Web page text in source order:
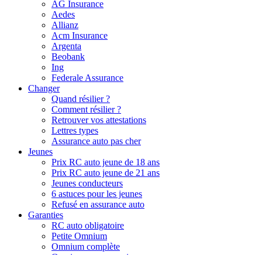
AG Insurance
Aedes
Allianz
Acm Insurance
Argenta
Beobank
Ing
Federale Assurance
Changer
Quand résilier ?
Comment résilier ?
Retrouver vos attestations
Lettres types
Assurance auto pas cher
Jeunes
Prix RC auto jeune de 18 ans
Prix RC auto jeune de 21 ans
Jeunes conducteurs
6 astuces pour les jeunes
Refusé en assurance auto
Garanties
RC auto obligatoire
Petite Omnium
Omnium complète